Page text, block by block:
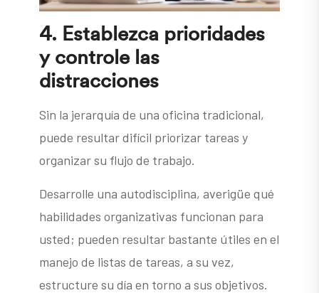
4. Establezca prioridades
y controle las
distracciones
Sin la jerarquía de una oficina tradicional,
puede resultar difícil priorizar tareas y
organizar su flujo de trabajo.
Desarrolle una autodisciplina, averigüe qué
habilidades organizativas funcionan para
usted; pueden resultar bastante útiles en el
manejo de listas de tareas, a su vez,
estructure su día en torno a sus objetivos.